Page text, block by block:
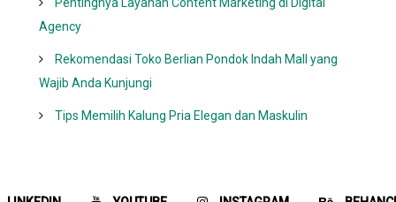
Agency
Rekomendasi Toko Berlian Pondok Indah Mall yang
Wajib Anda Kunjungi
Tips Memilih Kalung Pria Elegan dan Maskulin